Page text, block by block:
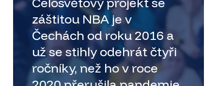
záštitou NBA je v
Čechách od roku 2016 a
už se stihly odehrát čtyři
ročníky, než ho v roce